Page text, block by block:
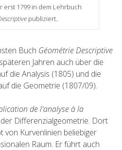
erst 1799 in dem Lehrbuch
publiziert.
Buch Géométrie Descriptive
Jahren auch über die
die Analysis (1805) und die
die Geometrie (1807/09).
de l'analyse à la
Differenzialgeometrie. Dort
von Kurvenlinien beliebiger
Raum. Er führt auch